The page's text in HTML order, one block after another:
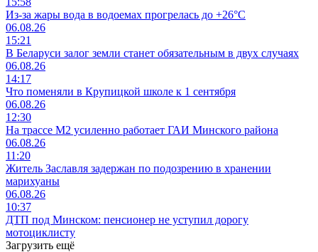
Из-за жары вода в водоемах прогрелась до +26°C
06.08.26
15:21
В Беларуси залог земли станет обязательным в двух случаях
06.08.26
14:17
Что поменяли в Крупицкой школе к 1 сентября
06.08.26
12:30
На трассе М2 усиленно работает ГАИ Минского района
06.08.26
11:20
Житель Заславля задержан по подозрению в хранении
марихуаны
06.08.26
10:37
ДТП под Минском: пенсионер не уступил дорогу
мотоциклисту
Загрузить ещё